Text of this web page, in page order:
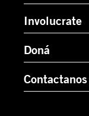
Involucrate
Doná
Contactanos